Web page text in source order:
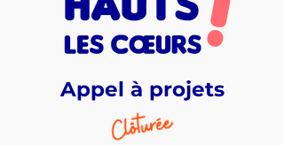
Appel à projets